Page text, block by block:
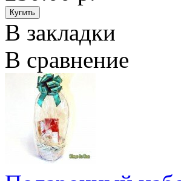
В закладки
В сравнение